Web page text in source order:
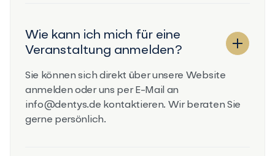
Wie kann ich mich für eine
Veranstaltung anmelden?
Sie können sich direkt über unsere Website
anmelden oder uns per E-Mail an
info@dentys.de kontaktieren. Wir beraten Sie
gerne persönlich.